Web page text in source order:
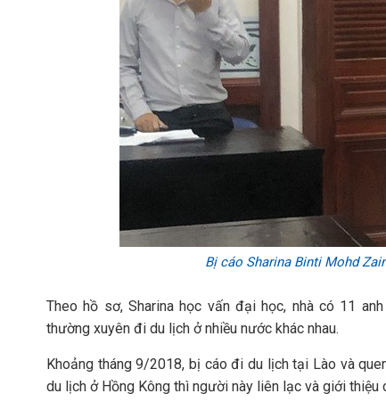
Bị cáo Sharina Binti Mohd
Theo hồ sơ, Sharina học vấn đại học, nhà có 11
thường xuyên đi du lịch ở nhiều nước khác nhau.
Khoảng tháng 9/2018, bị cáo đi du lịch tại Lào và
du lịch ở Hồng Kông thì người này liên lạc và giới